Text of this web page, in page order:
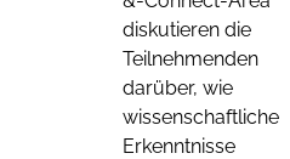
diskutieren die
Teilnehmenden
darüber, wie
wissenschaftliche
Erkenntnisse